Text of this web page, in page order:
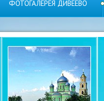
ФОТОГАЛЕРЕЯ ДИВЕЕВО